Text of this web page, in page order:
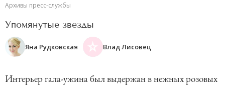
Архивы пресс-службы
Упомянутые звезды
Яна Рудковская Влад Лисовец
Интерьер гала-ужина был выдержан в нежных розовых